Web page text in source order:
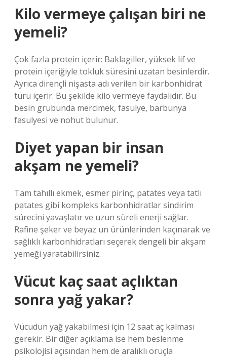
Kilo vermeye çalışan biri ne
yemeli?
Çok fazla protein içerir: Baklagiller, yüksek lif ve
protein içeriğiyle tokluk süresini uzatan besinlerdir.
Ayrıca dirençli nişasta adı verilen bir karbonhidrat
türü içerir. Bu şekilde kilo vermeye faydalıdır. Bu
besin grubunda mercimek, fasulye, barbunya
fasulyesi ve nohut bulunur.
Diyet yapan bir insan
akşam ne yemeli?
Tam tahıllı ekmek, esmer pirinç, patates veya tatlı
patates gibi kompleks karbonhidratlar sindirim
sürecini yavaşlatır ve uzun süreli enerji sağlar.
Rafine şeker ve beyaz un ürünlerinden kaçınarak ve
sağlıklı karbonhidratları seçerek dengeli bir akşam
yemeği yaratabilirsiniz.
Vücut kaç saat açlıktan
sonra yağ yakar?
Vücudun yağ yakabilmesi için 12 saat aç kalması
gerekir. Bir diğer açıklama ise hem beslenme
psikolojisi açısından hem de aralıklı oruçla